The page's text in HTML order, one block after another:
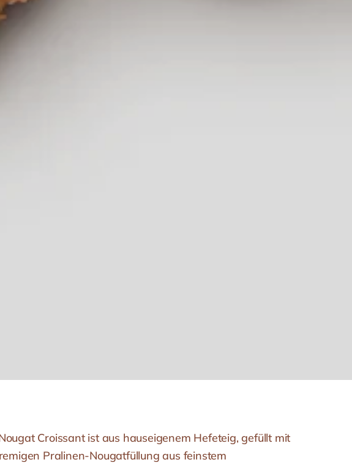
Croissant ist aus hauseigenem Hefeteig, gefüllt mit
Pralinen-Nougatfüllung aus feinstem